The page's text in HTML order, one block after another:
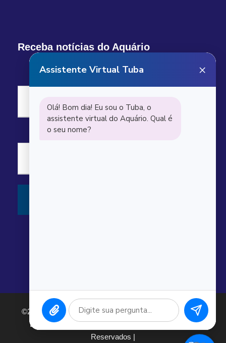
Receba notícias do Aquário
©2026 Argonauta Comércio e Serviços Oceanográficos
Ltda. CNPJ: 00.643.743/0001-80. Todos os direitos
Reservados |